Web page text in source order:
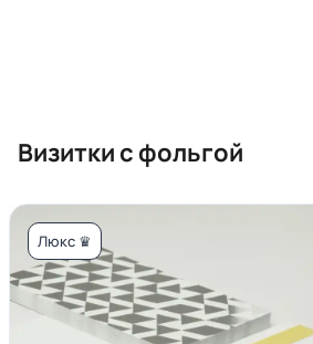
Визитки с фольгой
Люкс ♛